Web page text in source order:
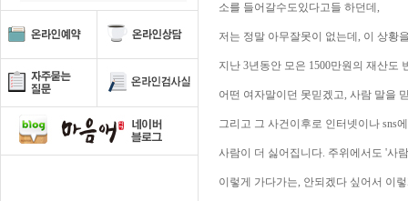
소를 들어갈수도있다고들 하던데,
저는 정말 아무잘못이 없는데, 이 상황
지난 3년동안 모은 1500만원의 재산도
어떤 여자말이던 못믿겠고, 사람 말을
그리고 그 사건이후로 인터넷이나 sns
사람이 더 싫어집니다. 주위에서도 '사
이렇게 가다가는, 안되겠다 싶어서 이